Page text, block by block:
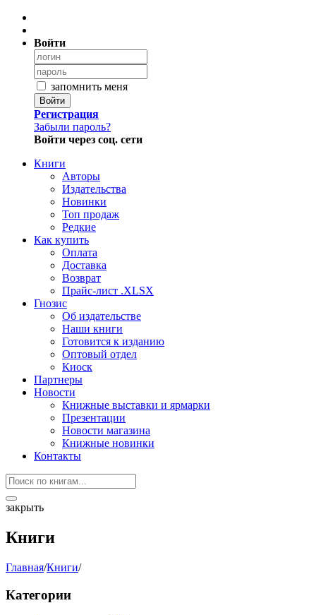
Войти
запомнить меня
Войти
Регистрация
Забыли пароль?
Войти через соц. сети
Книги
Авторы
Издательства
Новинки
Топ продаж
Редкие
Как купить
Оплата
Доставка
Возврат
Прайс-лист .XLSX
Гнозис
Об издательстве
Наши книги
Готовится к изданию
Оптовый отдел
Киоск
Партнеры
Новости
Книжные выставки и ярмарки
Презентации
Новости магазина
Книжные новинки
Контакты
закрыть
Книги
Главная/Книги/
Категории